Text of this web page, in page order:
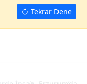
Tekrar Dene